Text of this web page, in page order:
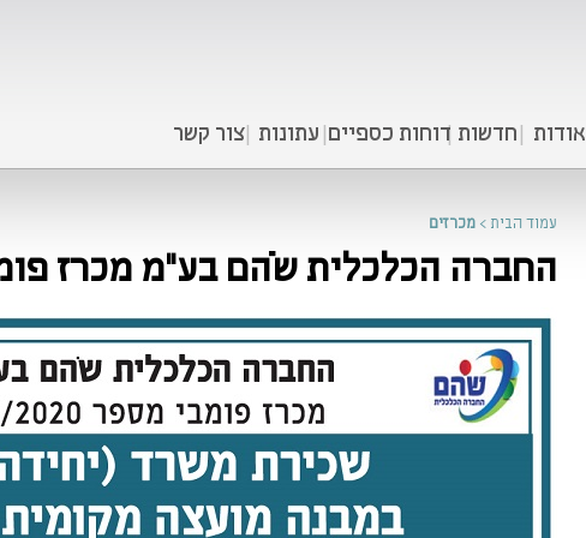
אודות חדשות דוחות כספיים עתונות צור קשר
עמוד הבית > מכרזים
החברה הכלכלית שֹהם בע"מ מכרז פומבי